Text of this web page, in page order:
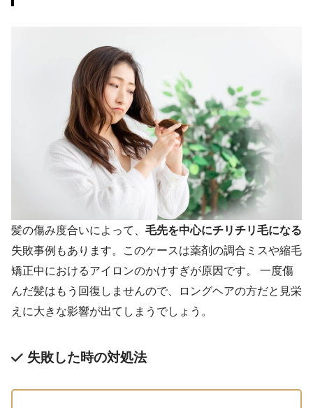
髪の傷み度合いによって、 毛先を中心にチリチリ毛になる
失敗事例もあります。このケースは薬剤の調合ミスや縮毛
矯正中におけるアイロンのかけすぎが原因です。 一度傷
んだ髪はもう回復しませんので、ロングヘアの方だと見栄
えに大きな影響が出てしまうでしょう。
失敗した時の対処法